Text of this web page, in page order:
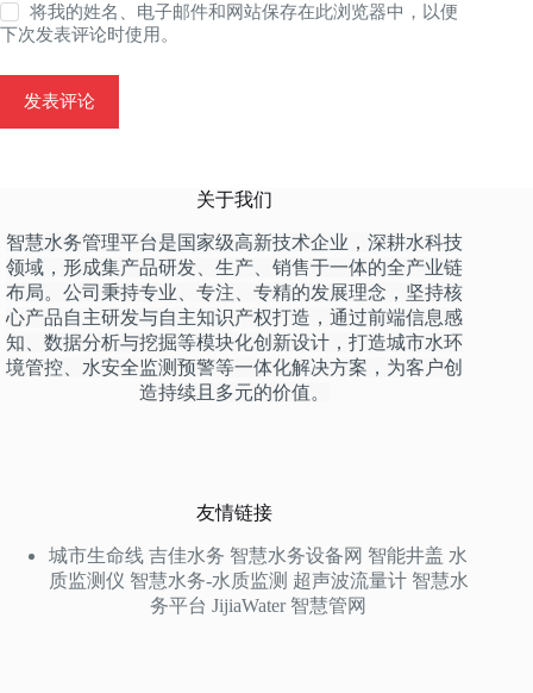
将我的姓名、电子邮件和网站保存在此浏览器中，以便
下次发表评论时使用。
发表评论
关于我们
智慧水务管理平台是国家级高新技术企业，深耕水科技
领域，形成集产品研发、生产、销售于一体的全产业链
布局。公司秉持专业、专注、专精的发展理念，坚持核
心产品自主研发与自主知识产权打造，通过前端信息感
知、数据分析与挖掘等模块化创新设计，打造城市水环
境管控、水安全监测预警等一体化解决方案，为客户创
造持续且多元的价值。
友情链接
城市生命线 吉佳水务 智慧水务设备网 智能井盖 水
质监测仪 智慧水务-水质监测 超声波流量计 智慧水
务平台 JijiaWater 智慧管网